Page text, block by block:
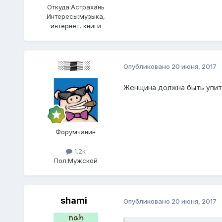
Откуда:Астрахань
Интересы:музыка,
интернет, книги
░▒▓▒░
Форумчанин
1.2k
Пол:Мужской
Опубликовано 20 июня, 2017
Женщина должна быть
shami Опубликовано 20 июня, 2017